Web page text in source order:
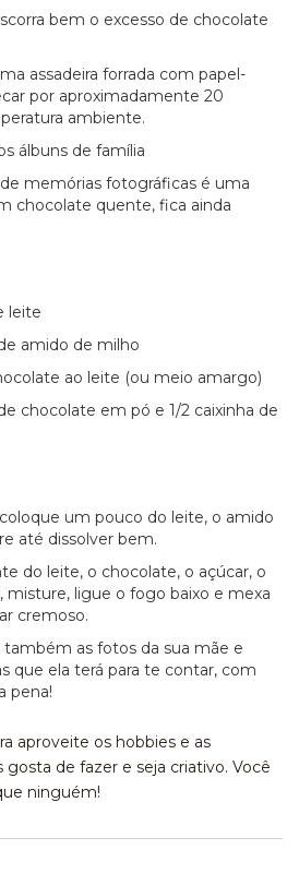
bem o excesso de chocolate
assadeira forrada com papel-
por aproximadamente 20
ambiente.
álbuns de família
memórias fotográficas é uma
chocolate quente, fica ainda
leite
amido de milho
ao leite (ou meio amargo)
chocolate em pó e 1/2 caixinha de
um pouco do leite, o amido
até dissolver bem.
do leite, o chocolate, o açúcar, o
misture, ligue o fogo baixo e mexa
cremoso.
as fotos da sua mãe e
que ela terá para te contar, com
pena!
aproveite os hobbies e as
gosta de fazer e seja criativo. Você
ninguém!